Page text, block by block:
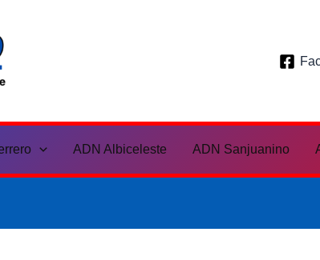
ADN Albiceleste ADN Sanjuanino